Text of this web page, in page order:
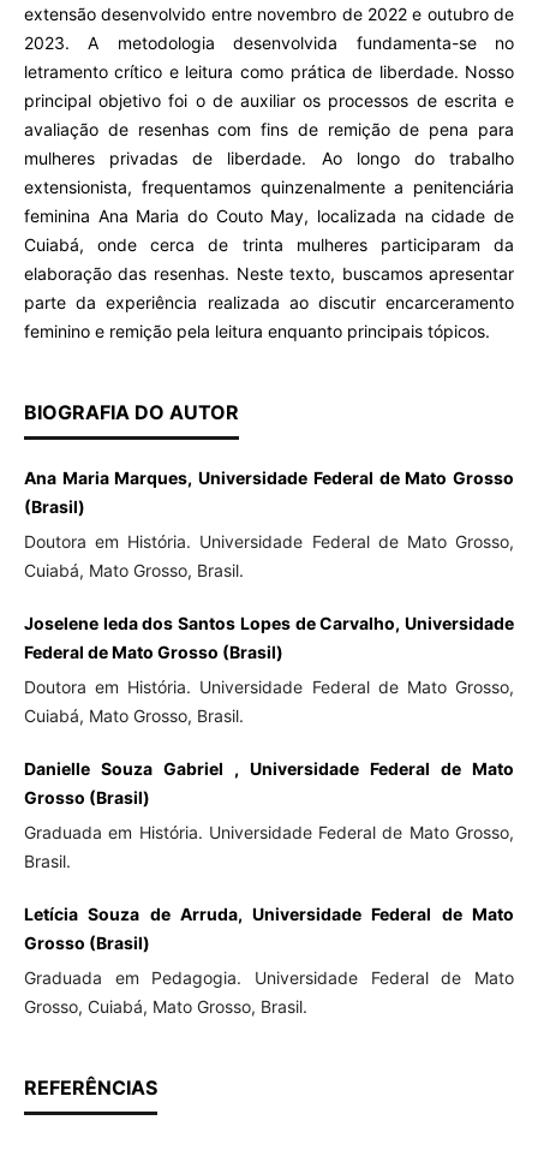
extensão desenvolvido entre novembro de 2022 e outubro de
2023. A metodologia desenvolvida fundamenta-se no
letramento crítico e leitura como prática de liberdade. Nosso
principal objetivo foi o de auxiliar os processos de escrita e
avaliação de resenhas com fins de remição de pena para
mulheres privadas de liberdade. Ao longo do trabalho
extensionista, frequentamos quinzenalmente a penitenciária
feminina Ana Maria do Couto May, localizada na cidade de
Cuiabá, onde cerca de trinta mulheres participaram da
elaboração das resenhas. Neste texto, buscamos apresentar
parte da experiência realizada ao discutir encarceramento
feminino e remição pela leitura enquanto principais tópicos.
BIOGRAFIA DO AUTOR
Ana Maria Marques, Universidade Federal de Mato Grosso
(Brasil)
Doutora em História. Universidade Federal de Mato Grosso,
Cuiabá, Mato Grosso, Brasil.
Joselene Ieda dos Santos Lopes de Carvalho, Universidade
Federal de Mato Grosso (Brasil)
Doutora em História. Universidade Federal de Mato Grosso,
Cuiabá, Mato Grosso, Brasil.
Danielle Souza Gabriel , Universidade Federal de Mato
Grosso (Brasil)
Graduada em História. Universidade Federal de Mato Grosso,
Brasil.
Letícia Souza de Arruda, Universidade Federal de Mato
Grosso (Brasil)
Graduada em Pedagogia. Universidade Federal de Mato
Grosso, Cuiabá, Mato Grosso, Brasil.
REFERÊNCIAS